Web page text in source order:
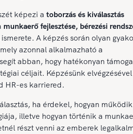
képezi a toborzás és kiválasztás
munkaerő fejlesztése, bérezési
ismerete. A képzés során olyan
azonnal alkalmazható a
abban, hogy hatékonyan
céljait. Képzésünk
HR-es karriered.
ha érdekel, hogyan
illetve hogyan történik a
részt venni az emberek